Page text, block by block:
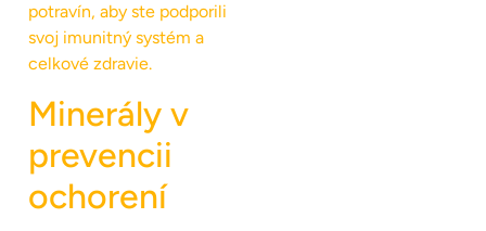
potravín, aby ste podporili
svoj imunitný systém a
celkové zdravie.
Minerály v
prevencii
ochorení